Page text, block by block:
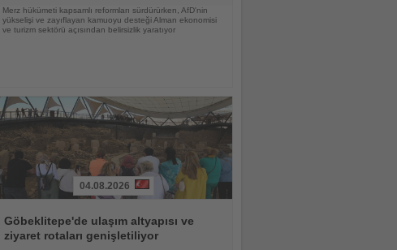
Merz hükümeti kapsamlı reformları sürdürürken, AfD'nin
yükselişi ve zayıflayan kamuoyu desteği Alman ekonomisi
ve turizm sektörü açısından belirsizlik yaratıyor
Oku
04.08.2026
Göbeklitepe'de ulaşım altyapısı ve
ziyaret rotaları genişletiliyor